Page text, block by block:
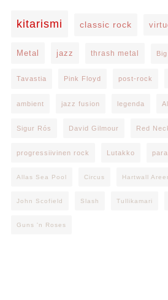
kitarismi classic rock
Metal jazz thrash metal
Tavastia Pink Floyd post-rock
ambient jazz fusion legenda
Sigur Rós David Gilmour Red
progressiivinen rock Lutakko
Allas Sea Pool Circus Hartwall
John Scofield Slash Tullikamari
Guns 'n Roses